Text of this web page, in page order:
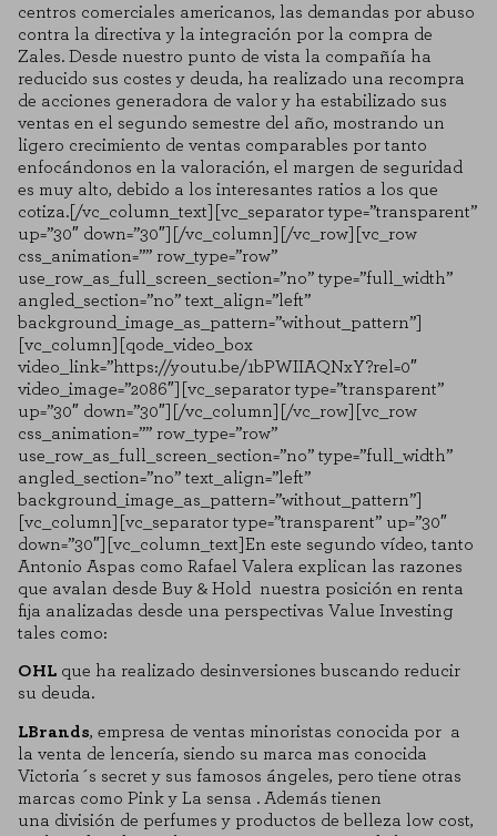
centros comerciales americanos, las demandas por abuso
contra la directiva y la integración por la compra de
Zales. Desde nuestro punto de vista la compañía ha
reducido sus costes y deuda, ha realizado una recompra
de acciones generadora de valor y ha estabilizado sus
ventas en el segundo semestre del año, mostrando un
ligero crecimiento de ventas comparables por tanto
enfocándonos en la valoración, el margen de seguridad
es muy alto, debido a los interesantes ratios a los que
cotiza.[/vc_column_text][vc_separator type=”transparent”
up=”30″ down=”30″][/vc_column][/vc_row][vc_row
css_animation=”” row_type=”row”
use_row_as_full_screen_section=”no” type=”full_width”
angled_section=”no” text_align=”left”
background_image_as_pattern=”without_pattern”]
[vc_column][qode_video_box
video_link=”https://youtu.be/1bPWIIAQNxY?rel=0″
video_image=”2086″][vc_separator type=”transparent”
up=”30″ down=”30″][/vc_column][/vc_row][vc_row
css_animation=”” row_type=”row”
use_row_as_full_screen_section=”no” type=”full_width”
angled_section=”no” text_align=”left”
background_image_as_pattern=”without_pattern”]
[vc_column][vc_separator type=”transparent” up=”30″
down=”30″][vc_column_text]En este segundo vídeo, tanto
Antonio Aspas como Rafael Valera explican las razones
que avalan desde Buy & Hold nuestra posición en renta
fija analizadas desde una perspectivas Value Investing
tales como:
OHL que ha realizado desinversiones buscando reducir
su deuda.
LBrands, empresa de ventas minoristas conocida por a
la venta de lencería, siendo su marca mas conocida
Victoria´s secret y sus famosos ángeles, pero tiene otras
marcas como Pink y La sensa . Además tienen
una división de perfumes y productos de belleza low cost,